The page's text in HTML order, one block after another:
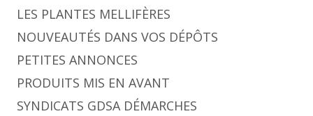
LES PLANTES MELLIFÈRES
NOUVEAUTÉS DANS VOS DÉPÔTS
PETITES ANNONCES
PRODUITS MIS EN AVANT
SYNDICATS GDSA DÉMARCHES